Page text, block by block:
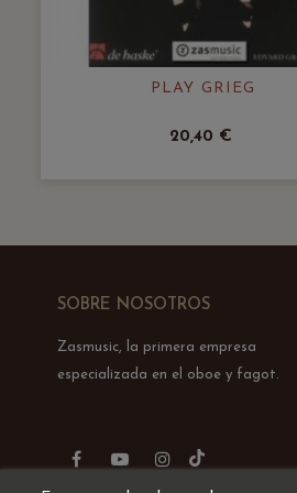
PLAY GRIEG
20,40 €
SOBRE NOSOTROS
Zasmusic, la primera empresa
especializada en el oboe y fagot.
FacebookYouTubeInstagram